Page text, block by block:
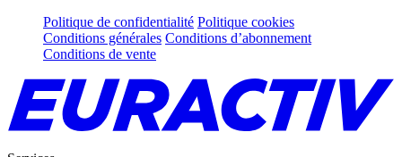
Politique de confidentialité Politique cookies
Conditions générales Conditions d’abonnement
Conditions de vente